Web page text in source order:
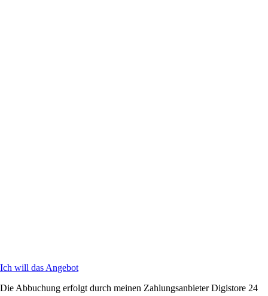
Ich will das Angebot
Die Abbuchung erfolgt durch meinen Zahlungsanbieter Digistore 24